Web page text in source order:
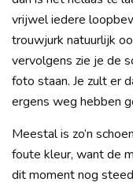
vrijwel iedere
trouwjurk natuurlijk
vervolgens zie je de
foto staan. Je zult er
ergens weg hebben
Meestal is zo’n
foute kleur, want de
dit moment nog